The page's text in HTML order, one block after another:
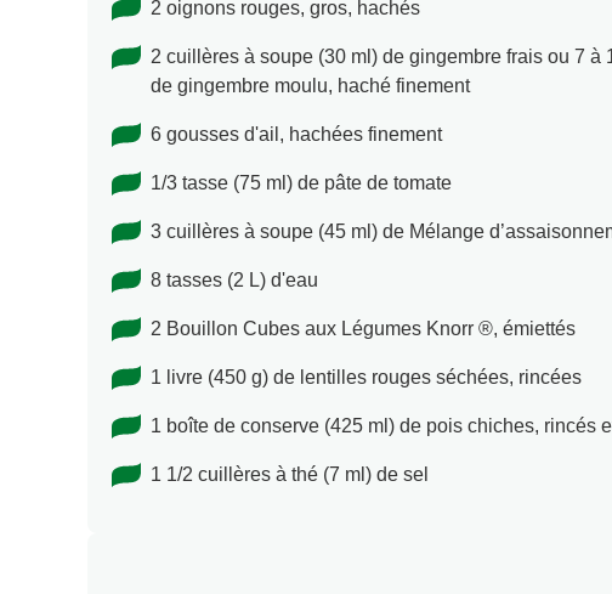
2 oignons rouges, gros, hachés
2 cuillères à soupe (30 ml) de gingembre frais ou 7 à
de gingembre moulu, haché finement
6 gousses d'ail, hachées finement
1/3 tasse (75 ml) de pâte de tomate
3 cuillères à soupe (45 ml) de Mélange
8 tasses (2 L) d'eau
2 Bouillon Cubes aux Légumes Knorr ®, émiettés
1 livre (450 g) de lentilles rouges séchées, rincées
1 boîte de conserve (425 ml) de pois chiches, rincés
1 1/2 cuillères à thé (7 ml) de sel